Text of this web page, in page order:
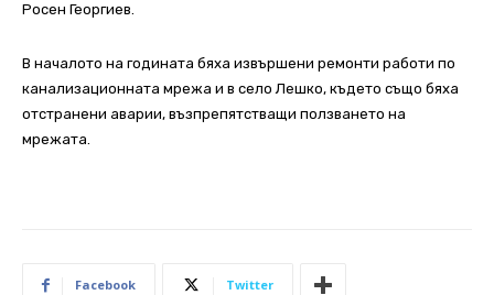
Росен Георгиев.
В началото на годината бяха извършени ремонти работи по
канализационната мрежа и в село Лешко, където също бяха
отстранени аварии, възпрепятстващи ползването на
мрежата.
Facebook Twitter